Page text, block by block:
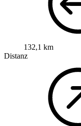
132,1 km
Distanz